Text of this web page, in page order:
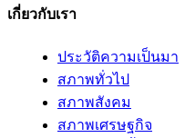
เกี่ยวกับเรา
ประวัติความเป็นมา
สภาพทั่วไป
สภาพสังคม
สภาพเศรษฐกิจ